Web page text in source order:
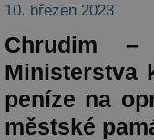
10. březen 2023
Chrudim –
Ministerstva
peníze na
městské